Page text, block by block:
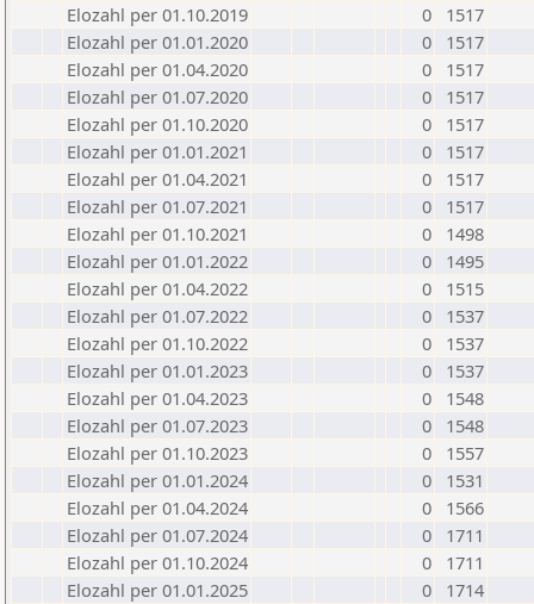
Elozahl per 01.10.2019
0
1517
Elozahl per 01.01.2020
0
1517
Elozahl per 01.04.2020
0
1517
Elozahl per 01.07.2020
0
1517
Elozahl per 01.10.2020
0
1517
Elozahl per 01.01.2021
0
1517
Elozahl per 01.04.2021
0
1517
Elozahl per 01.07.2021
0
1517
Elozahl per 01.10.2021
0
1498
Elozahl per 01.01.2022
0
1495
Elozahl per 01.04.2022
0
1515
Elozahl per 01.07.2022
0
1537
Elozahl per 01.10.2022
0
1537
Elozahl per 01.01.2023
0
1537
Elozahl per 01.04.2023
0
1548
Elozahl per 01.07.2023
0
1548
Elozahl per 01.10.2023
0
1557
Elozahl per 01.01.2024
0
1531
Elozahl per 01.04.2024
0
1566
Elozahl per 01.07.2024
0
1711
Elozahl per 01.10.2024
0
1711
Elozahl per 01.01.2025
0
1714